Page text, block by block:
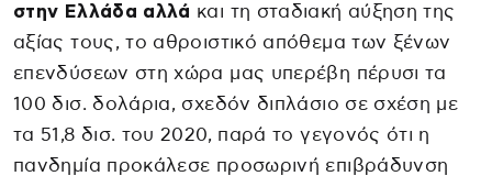
στην Ελλάδα αλλά και τη σταδιακή αύξηση της
αξίας τους, το αθροιστικό απόθεμα των ξένων
επενδύσεων στη χώρα μας υπερέβη πέρυσι τα
100 δισ. δολάρια, σχεδόν διπλάσιο σε σχέση με
τα 51,8 δισ. του 2020, παρά το γεγονός ότι η
πανδημία προκάλεσε προσωρινή επιβράδυνση